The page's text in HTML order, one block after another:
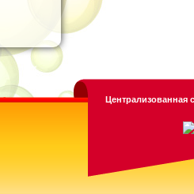
Централизованная